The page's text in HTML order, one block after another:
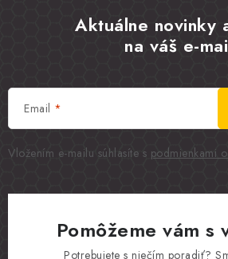
Aktuálne novinky
na váš e-
Email
Vložením e-mailu súhlasíte s podmienkami
Pomôžeme vám s
Potrebujete s niečím poradiť?